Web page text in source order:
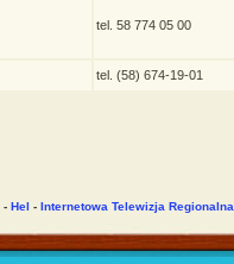
tel. 58 774 05 00
tel. (58) 674-19-01
- Hel - Internetowa Telewizja Regionalna